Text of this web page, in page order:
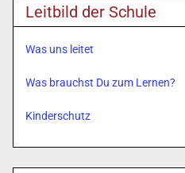
Leitbild der Schule
Was uns leitet
Was brauchst Du zum Lernen?
Kinderschutz